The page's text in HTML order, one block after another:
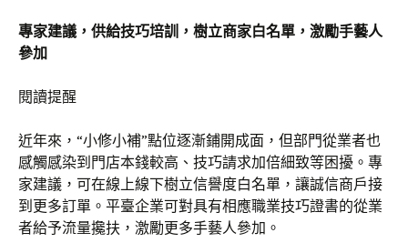
專家建議，供給技巧培訓，樹立商家白名單，激勵手藝人
參加
閱讀提醒
近年來，“小修小補”點位逐漸鋪開成面，但部門從業者也
感觸感染到門店本錢較高、技巧請求加倍細致等困擾。專
家建議，可在線上線下樹立信譽度白名單，讓誠信商戶接
到更多訂單。平臺企業可對具有相應職業技巧證書的從業
者給予流量攙扶，激勵更多手藝人參加。